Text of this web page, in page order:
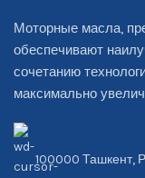
Моторные масла,
обеспечивают
сочетанию
максимально
100000 Ташкент,